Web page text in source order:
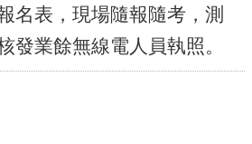
名表，現場隨報隨考，測
發業餘無線電人員執照。